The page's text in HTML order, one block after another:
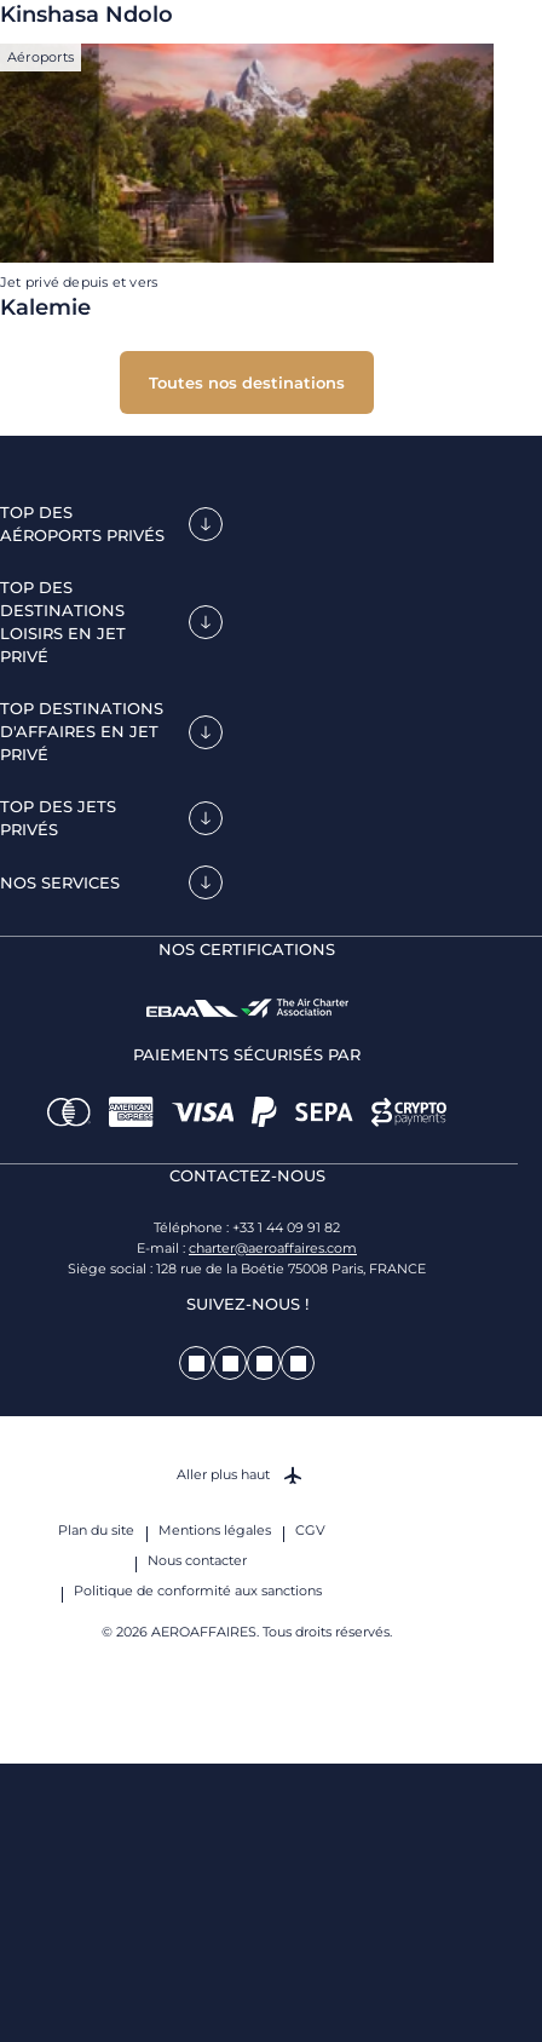
Kinshasa Ndolo
Aéroports
Jet privé depuis et vers
Kalemie
Toutes nos destinations
TOP DES
AÉROPORTS PRIVÉS
TOP DES
DESTINATIONS
LOISIRS EN JET
PRIVÉ
TOP DESTINATIONS
D'AFFAIRES EN JET
PRIVÉ
TOP DES JETS
PRIVÉS
NOS SERVICES
NOS CERTIFICATIONS
PAIEMENTS SÉCURISÉS PAR
CONTACTEZ-NOUS
Téléphone : +33 1 44 09 91 82
E-mail : charter@aeroaffaires.com
Siège social : 128 rue de la Boétie 75008 Paris, FRANCE
SUIVEZ-NOUS !
Plan du site Mentions légales
CGV
Nous contacter
Politique de conformité aux sanctions
© 2026 AEROAFFAIRES. Tous droits réservés.
Aller plus haut